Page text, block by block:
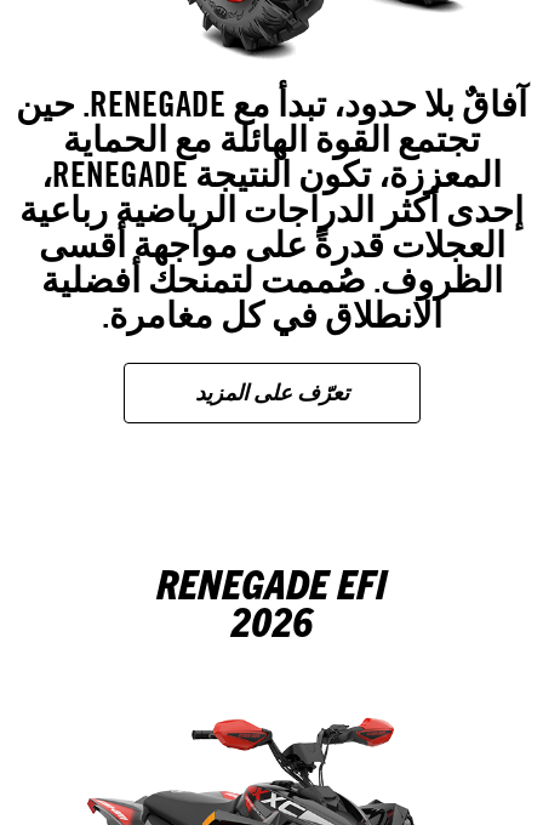
آفاقٌ بلا حدود، تبدأ مع RENEGADE. حين
تجتمع القوة الهائلة مع الحماية
المعززة، تكون النتيجة RENEGADE،
إحدى أكثر الدراجات الرياضية رباعية
العجلات قدرةً على مواجهة أقسى
الظروف. صُممت لتمنحك أفضلية
الانطلاق في كل مغامرة.
تعرّف على المزيد
RENEGADE EFI
2026